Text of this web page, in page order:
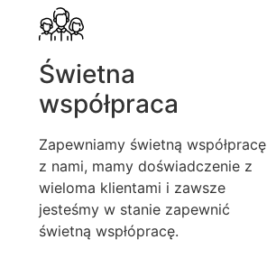
Świetna
współpraca
Zapewniamy świetną współpracę
z nami, mamy doświadczenie z
wieloma klientami i zawsze
jesteśmy w stanie zapewnić
świetną wspłópracę.